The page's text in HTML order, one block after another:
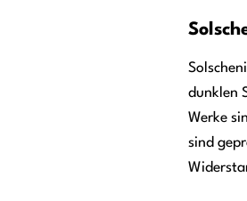
dunklen
Werke
sind